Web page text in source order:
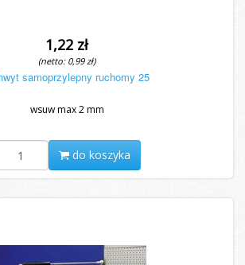
1,22 zł
(netto: 0,99 zł)
samoprzylepny ruchomy 25
wsuw max 2 mm
do koszyka